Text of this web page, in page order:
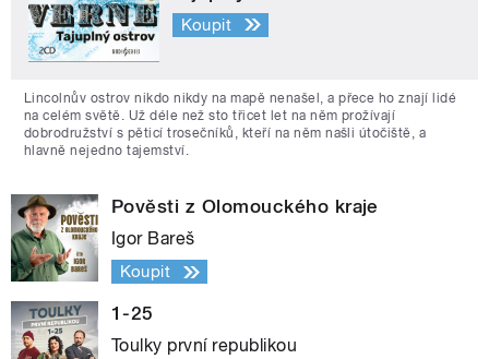
Koupit
Lincolnův ostrov nikdo nikdy na mapě nenašel, a přece ho znají lidé
na celém světě. Už déle než sto třicet let na něm prožívají
dobrodružství s pěticí trosečníků, kteří na něm našli útočiště, a
hlavně nejedno tajemství.
Pověsti z Olomouckého kraje
Igor Bareš
Koupit
1-25
Toulky první republikou